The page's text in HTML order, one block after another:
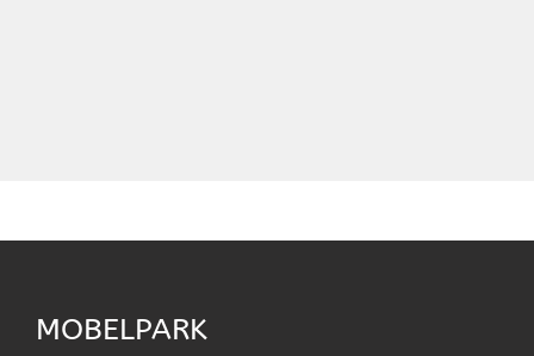
MOBELPARK